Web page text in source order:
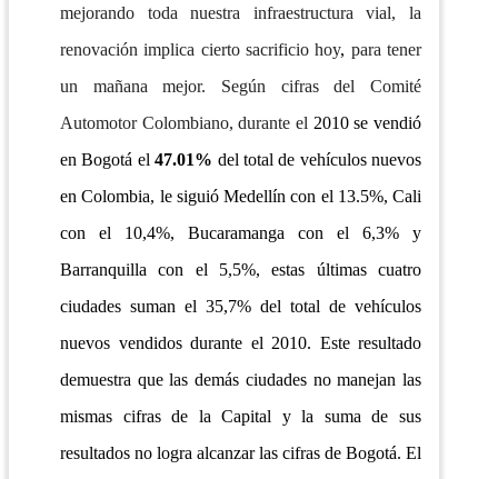
mejorando toda nuestra infraestructura vial, la
renovación implica cierto sacrificio hoy, para tener
un mañana mejor. Según cifras del Comité
Automotor Colombiano, durante el 2010 se vendió
en Bogotá el47.01% del total de vehículos nuevos
en Colombia, le siguió Medellín con el 13.5%, Cali
con el 10,4%, Bucaramanga con el 6,3% y
Barranquilla con el 5,5%, estas últimas cuatro
ciudades suman el 35,7% del total de vehículos
nuevos vendidos durante el 2010. Este resultado
demuestra que las demás ciudades no manejan las
mismas cifras de la Capital y la suma de sus
resultados no logra alcanzar las cifras de Bogotá. El